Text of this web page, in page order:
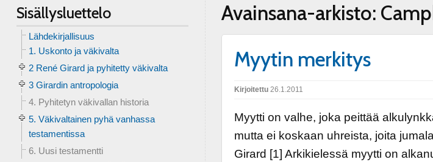
Avainsana-arkisto:
Myytin merkitys
Kirjoitettu26.1.2011
Myytti on valhe, joka peittää
mutta ei koskaan uhreista, joita
Girard [1] Arkikielessä myytti on
Sisällysluettelo
Lähdekirjallisuus
1. Uskonto ja väkivalta
2 René Girard ja pyhitetty väkivalta
3 Girardin antropologia
4. Pyhitetyn väkivallan historia
5. Väkivaltainen pyhä vanhassa
testamentissa
6. Uusi testamentti